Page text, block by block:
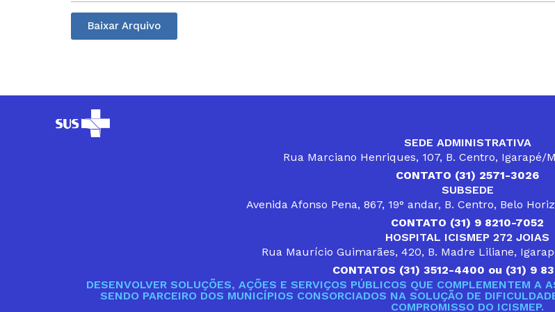
Baixar Arquivo
SEDE ADMINISTRATIVA
Rua Marciano Henriques, 107, B. Centro, Igarapé/
CONTATO (31) 2571-3026
SUBSEDE
Avenida Afonso Pena, 867, 19° andar, B. Centro, Belo
CONTATO (31) 9 8210-7052
HOSPITAL ICISMEP 272 JOIAS
Rua Maurício Guimarães, 420, B. Madre Liliane,
CONTATOS (31) 3512-4400 ou (31) 9
DESENVOLVER SOLUÇÕES, AÇÕES E SERVIÇOS PÚBLICOS QUE COMPLEMENTEM A
SENDO PARCEIRO DOS MUNICÍPIOS CONSORCIADOS NA SOLUÇÃO DE
COMPROMISSO DO ICISMEP.